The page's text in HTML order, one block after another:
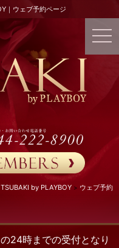
｜ウェブ予約ページ
by PLAYBOY ウェブ予約
24時までの受付となり